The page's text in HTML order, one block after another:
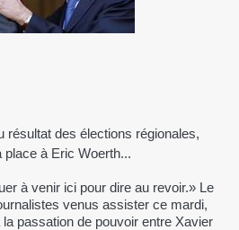
résultat des élections régionales,
à Eric Woerth...
à venir ici pour dire au revoir.» Le
venus assister ce mardi,
passation de pouvoir entre Xavier